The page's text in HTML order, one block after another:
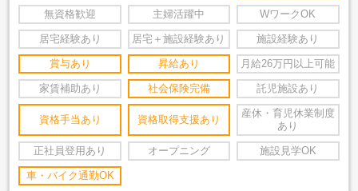
無資格歓迎 主婦活躍中 WワークOK
居宅経験あり 居宅＋施設経験あり 施設経験あり
賞与あり 昇給あり 月給26万円以上可能
家賃補助あり 社会保険完備 託児施設あり
資格手当あり 資格取得支援あり
産休・育児休業制度
あり
正社員登用あり オープニング 施設見学OK
車・バイク通勤OK